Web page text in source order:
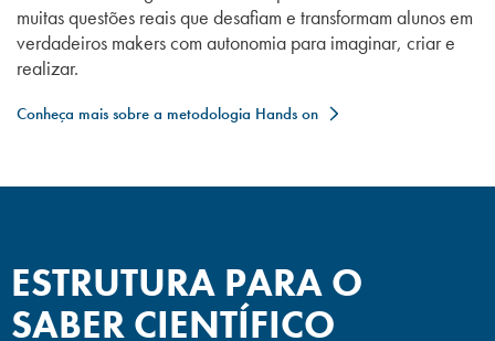
apoiarem os professores nas matérias
que já cursaram;
vivencie a atuação fonoaudiológica
desde o início da graduação;
muitas questões reais que desafiam e transformam alunos em
verdadeiros makers com autonomia para imaginar, criar e
realizar.
Conheça mais sobre a metodologia Hands on
ESTRUTURA PARA O
SABER CIENTÍFICO